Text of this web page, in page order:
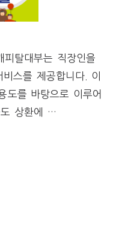
피탈대부는 직장인을
스를 제공합니다. 이
도를 바탕으로 이루어
도 상환에 …